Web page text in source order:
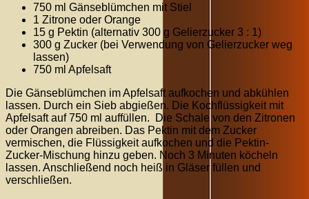
750 ml Gänseblümchen mit Stiel
1 Zitrone oder Orange
15 g Pektin (alternativ 300 g Gelierzucker 3 : 1)
300 g Zucker (bei Verwendung von Gelierzucker weg
lassen)
750 ml Apfelsaft
Die Gänseblümchen im Apfelsaft aufkochen und abkühlen
lassen. Durch ein Sieb abgießen. Die Kochflüssigkeit mit
Apfelsaft auf 750 ml auffüllen. Die Schale von den Zitronen
oder Orangen abreiben. Das Pektin mit dem Zucker
vermischen, die Flüssigkeit aufkochen und die Pektin-
Zucker-Mischung hinzu geben. Noch 3 Minuten köcheln
lassen. Anschließend noch heiß in Gläser füllen und
verschließen.